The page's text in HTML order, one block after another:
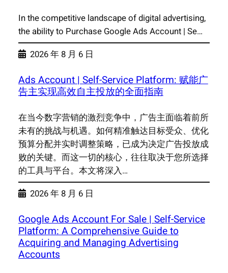
In the competitive landscape of digital advertising,
the ability to Purchase Google Ads Account | Se…
2026 年 8 月 6 日
Ads Account | Self-Service Platform: 赋能广
告主实现高效自主投放的全面指南
在当今数字营销的激烈竞争中，广告主面临着前所
未有的挑战与机遇。如何精准触达目标受众、优化
预算分配并实时调整策略，已成为决定广告投放成
败的关键。而这一切的核心，往往取决于您所选择
的工具与平台。本文将深入…
2026 年 8 月 6 日
Google Ads Account For Sale | Self-Service
Platform: A Comprehensive Guide to
Acquiring and Managing Advertising
Accounts